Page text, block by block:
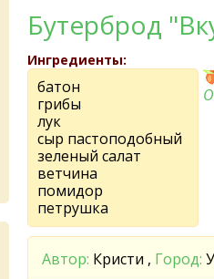
Бутерброд
Ингредиенты:
батон
грибы
лук
сыр пастоподобный
зеленый салат
ветчина
помидор
петрушка
Автор: Кристи , Город: